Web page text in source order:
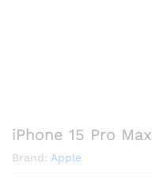
iPhone 15 Pro Max
Brand: Apple